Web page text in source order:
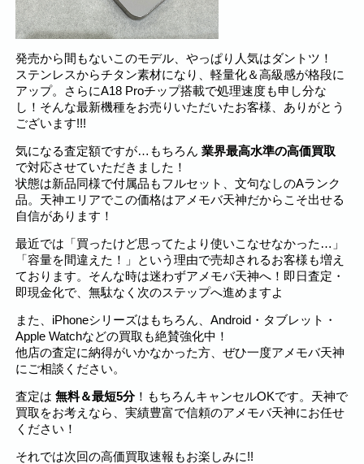
発売から間もないこのモデル、やっぱり人気はダントツ！
ステンレスからチタン素材になり、軽量化＆高級感が格段に
アップ。さらにA18 Proチップ搭載で処理速度も申し分な
し！そんな最新機種をお売りいただいたお客様、ありがとう
ございます!!!
気になる査定額ですが…もちろん業界最高水準の高価買取
で対応させていただきました！
状態は新品同様で付属品もフルセット、文句なしのAランク
品。天神エリアでこの価格はアメモバ天神だからこそ出せる
自信があります！
最近では「買ったけど思ってたより使いこなせなかった…」
「容量を間違えた！」という理由で売却されるお客様も増え
ております。そんな時は迷わずアメモバ天神へ！即日査定・
即現金化で、無駄なく次のステップへ進めますよ
また、iPhoneシリーズはもちろん、Android・タブレット・
Apple Watchなどの買取も絶賛強化中！
他店の査定に納得がいかなかった方、ぜひ一度アメモバ天神
にご相談ください。
査定は無料＆最短5分！もちろんキャンセルOKです。天神で
買取をお考えなら、実績豊富で信頼のアメモバ天神にお任せ
ください！
それでは次回の高価買取速報もお楽しみに!!